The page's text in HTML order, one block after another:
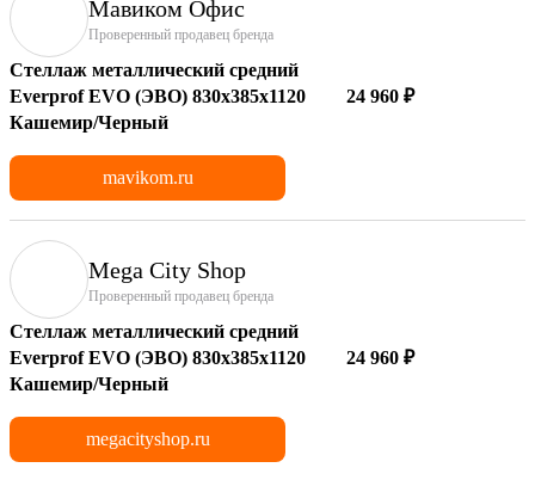
Мавиком Офис
Проверенный продавец бренда
Стеллаж металлический средний
Everprof EVO (ЭВО) 830х385x1120
Кашемир/Черный
24 960 ₽
mavikom.ru
Mega City Shop
Проверенный продавец бренда
Стеллаж металлический средний
Everprof EVO (ЭВО) 830х385x1120
Кашемир/Черный
24 960 ₽
megacityshop.ru